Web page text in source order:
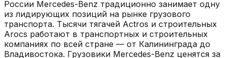
России Mercedes-Benz традиционно занимает одну
из лидирующих позиций на рынке грузового
транспорта. Тысячи тягачей Actros и строительных
Arocs работают в транспортных и строительных
компаниях по всей стране — от Калининграда до
Владивостока. Грузовики Mercedes-Benz ценятся за